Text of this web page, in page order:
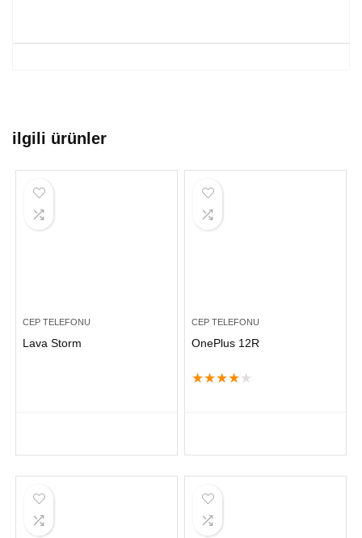
ilgili ürünler
CEP TELEFONU
Lava Storm
CEP TELEFONU
OnePlus 12R
★★★★ ★